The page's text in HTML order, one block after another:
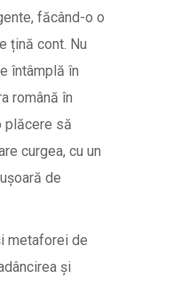
făcând-o o
țină cont. Nu
întâmplă în
română în
plăcere să
curgea, cu un
de
metaforei de
și